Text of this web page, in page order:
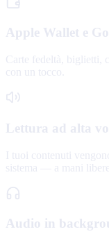
Apple Wallet e
Carte fedeltà, biglietti,
con un tocco.
Lettura ad alta
I tuoi contenuti
sistema — a mani
Audio in